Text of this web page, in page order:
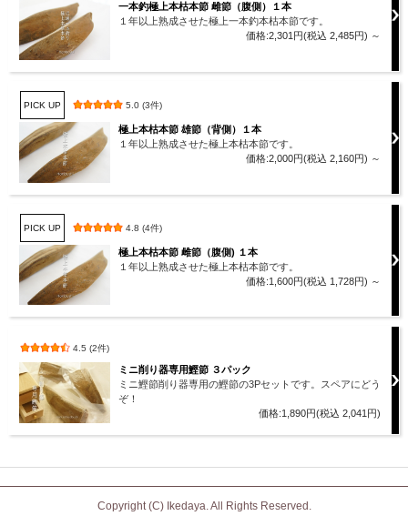
一本釣極上本枯本節 雌節（腹側）１本
１年以上熟成させた極上一本釣本枯本節です。
価格:2,301円(税込 2,485円) ～
PICK UP 5.0 (3件)
極上本枯本節 雄節（背側）１本
１年以上熟成させた極上本枯本節です。
価格:2,000円(税込 2,160円) ～
PICK UP 4.8 (4件)
極上本枯本節 雌節（腹側) １本
１年以上熟成させた極上本枯本節です。
価格:1,600円(税込 1,728円) ～
4.5 (2件)
ミニ削り器専用鰹節 ３パック
ミニ鰹節削り器専用の鰹節の3Pセットです。スペアにどう
ぞ！
価格:1,890円(税込 2,041円)
Copyright (C) Ikedaya. All Rights Reserved.